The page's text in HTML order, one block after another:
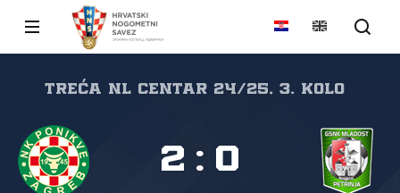
Treća NL Centar 24/25, 3. kolo
2 : 0